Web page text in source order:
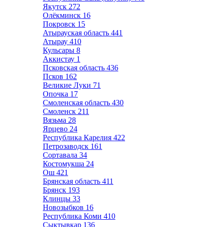
Якутск 272
Олёкминск 16
Покровск 15
Атырауская область 441
Атырау 410
Кульсары 8
Аккистау 1
Псковская область 436
Псков 162
Великие Луки 71
Опочка 17
Смоленская область 430
Смоленск 211
Вязьма 28
Ярцево 24
Республика Карелия 422
Петрозаводск 161
Сортавала 34
Костомукша 24
Ош 421
Брянская область 411
Брянск 193
Клинцы 33
Новозыбков 16
Республика Коми 410
Сыктывкар 136